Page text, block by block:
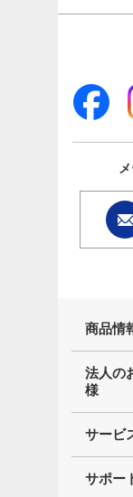
商品情
法人の
様
サービ
サポー